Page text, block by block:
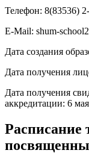
Телефон: 8(83536)
E-Mail: shum-
Дата создания
Дата получения
Дата получения
аккредитации: 6
Расписание